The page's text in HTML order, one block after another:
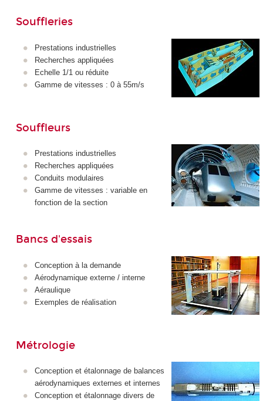
Souffleries
Prestations industrielles
Recherches appliquées
Echelle 1/1 ou réduite
Gamme de vitesses : 0 à 55m/s
Souffleurs
Prestations industrielles
Recherches appliquées
Conduits modulaires
Gamme de vitesses : variable en
fonction de la section
Bancs d'essais
Conception à la demande
Aérodynamique externe / interne
Aéraulique
Exemples de réalisation
Métrologie
Conception et étalonnage de balances
aérodynamiques externes et internes
Conception et étalonnage divers de